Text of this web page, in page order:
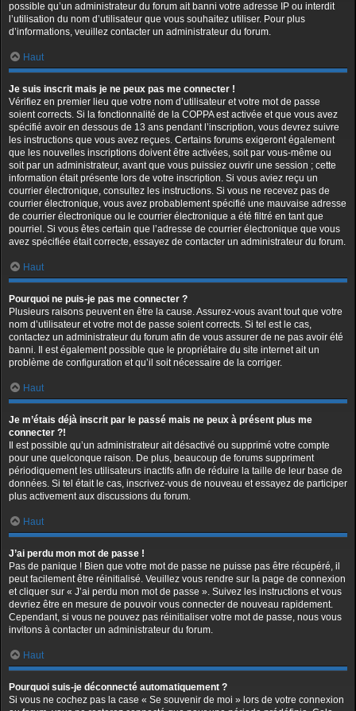
possible qu’un administrateur du forum ait banni votre adresse IP ou interdit
l’utilisation du nom d’utilisateur que vous souhaitez utiliser. Pour plus
d’informations, veuillez contacter un administrateur du forum.
Haut
Je suis inscrit mais je ne peux pas me connecter !
Vérifiez en premier lieu que votre nom d’utilisateur et votre mot de passe
soient corrects. Si la fonctionnalité de la COPPA est activée et que vous avez
spécifié avoir en dessous de 13 ans pendant l’inscription, vous devrez suivre
les instructions que vous avez reçues. Certains forums exigeront également
que les nouvelles inscriptions doivent être activées, soit par vous-même ou
soit par un administrateur, avant que vous puissiez ouvrir une session ; cette
information était présente lors de votre inscription. Si vous aviez reçu un
courrier électronique, consultez les instructions. Si vous ne recevez pas de
courrier électronique, vous avez probablement spécifié une mauvaise adresse
de courrier électronique ou le courrier électronique a été filtré en tant que
pourriel. Si vous êtes certain que l’adresse de courrier électronique que vous
avez spécifiée était correcte, essayez de contacter un administrateur du forum.
Haut
Pourquoi ne puis-je pas me connecter ?
Plusieurs raisons peuvent en être la cause. Assurez-vous avant tout que votre
nom d’utilisateur et votre mot de passe soient corrects. Si tel est le cas,
contactez un administrateur du forum afin de vous assurer de ne pas avoir été
banni. Il est également possible que le propriétaire du site internet ait un
problème de configuration et qu’il soit nécessaire de la corriger.
Haut
Je m’étais déjà inscrit par le passé mais ne peux à présent plus me
connecter ?!
Il est possible qu’un administrateur ait désactivé ou supprimé votre compte
pour une quelconque raison. De plus, beaucoup de forums suppriment
périodiquement les utilisateurs inactifs afin de réduire la taille de leur base de
données. Si tel était le cas, inscrivez-vous de nouveau et essayez de participer
plus activement aux discussions du forum.
Haut
J’ai perdu mon mot de passe !
Pas de panique ! Bien que votre mot de passe ne puisse pas être récupéré, il
peut facilement être réinitialisé. Veuillez vous rendre sur la page de connexion
et cliquer sur « J’ai perdu mon mot de passe ». Suivez les instructions et vous
devriez être en mesure de pouvoir vous connecter de nouveau rapidement.
Cependant, si vous ne pouvez pas réinitialiser votre mot de passe, nous vous
invitons à contacter un administrateur du forum.
Haut
Pourquoi suis-je déconnecté automatiquement ?
Si vous ne cochez pas la case « Se souvenir de moi » lors de votre connexion